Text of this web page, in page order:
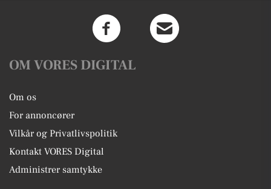
OM VORES DIGITAL
Om os
For annoncører
Vilkår og Privatlivspolitik
Kontakt VORES Digital
Administrer samtykke